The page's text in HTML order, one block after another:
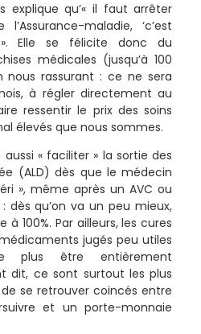
explique qu’« il faut arrêter
maladie, ‘c’est
Elle se félicite donc du
médicales (jusqu’à 100
rassurant : ce ne sera
à régler directement au
ressentir le prix des soins
élevés que nous sommes.
« faciliter » la sortie des
(ALD) dès que le médecin
», même après un AVC ou
dès qu’on va un peu mieux,
100%. Par ailleurs, les cures
jugés peu utiles
plus être entièrement
dit, ce sont surtout les plus
se retrouver coincés entre
et un porte-monnaie